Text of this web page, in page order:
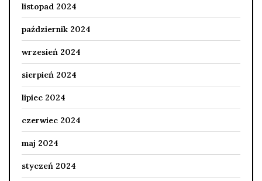
listopad 2024
październik 2024
wrzesień 2024
sierpień 2024
lipiec 2024
czerwiec 2024
maj 2024
styczeń 2024